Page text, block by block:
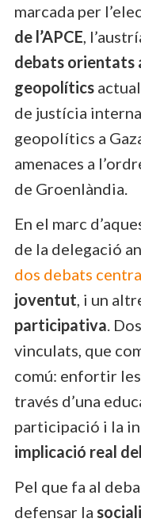
marcada per
de l’APCE,
debats orientats
geopolítics
de justícia
geopolítics a
amenaces a
de Groenlàndia.
En el marc
de la delegació
dos debats
joventut, i un
participativa.
vinculats, que
comú: enfortir
través d’una
participació i la
implicació real
Pel que fa al
defensar la